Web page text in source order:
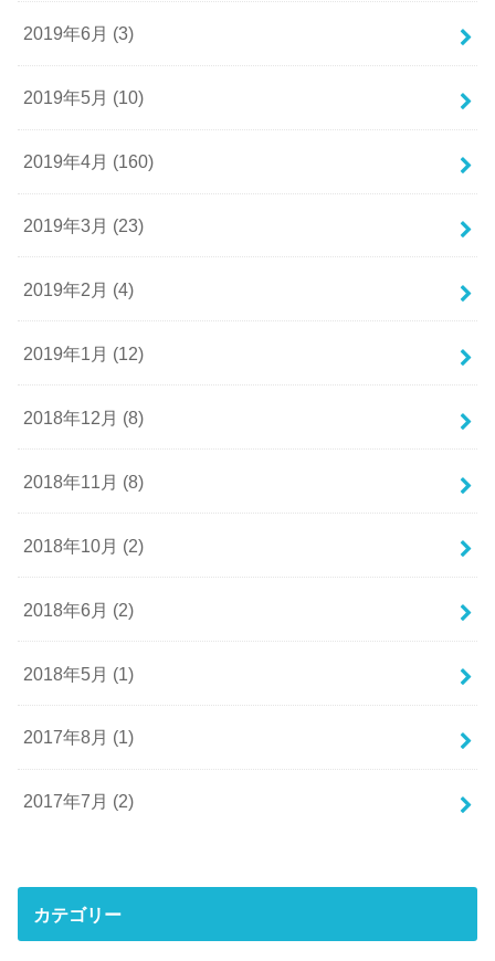
2019年6月 (3)
2019年5月 (10)
2019年4月 (160)
2019年3月 (23)
2019年2月 (4)
2019年1月 (12)
2018年12月 (8)
2018年11月 (8)
2018年10月 (2)
2018年6月 (2)
2018年5月 (1)
2017年8月 (1)
2017年7月 (2)
カテゴリー